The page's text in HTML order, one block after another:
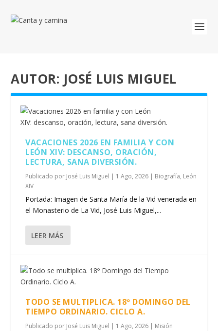
AUTOR: JOSÉ LUIS MIGUEL
VACACIONES 2026 EN FAMILIA Y CON
LEÓN XIV: DESCANSO, ORACIÓN,
LECTURA, SANA DIVERSIÓN.
Publicado por José Luis Miguel | 1 Ago, 2026 | Biografía, León
XIV
Portada: Imagen de Santa María de la Vid venerada en
el Monasterio de La Vid, José Luis Miguel,...
LEER MÁS
TODO SE MULTIPLICA. 18º DOMINGO DEL
TIEMPO ORDINARIO. CICLO A.
Publicado por José Luis Miguel | 1 Ago, 2026 | Misión